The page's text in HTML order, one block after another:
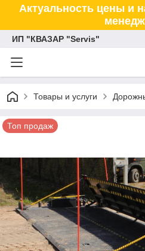
Актуальность цены и
ИП "КВАЗАР "Servis"
Товары и услуги
Топ продаж